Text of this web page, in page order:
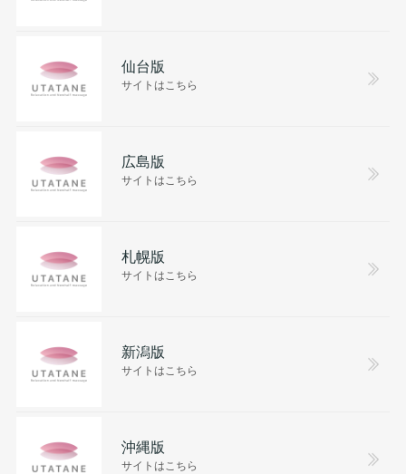
仙台版
サイトはこちら
広島版
サイトはこちら
札幌版
サイトはこちら
新潟版
サイトはこちら
沖縄版
サイトはこちら